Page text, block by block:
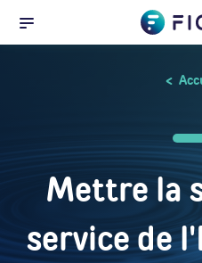
Menu
Mettre la
service de
Panneau de gestion des